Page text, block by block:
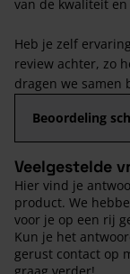
van de kwaliteit
Heb je zelf
review achter, zo
dragen we samen
Beoordeling
Veelgestelde
Hier vind je
product. We
voor je op een rij
Kun je het
gerust contact op